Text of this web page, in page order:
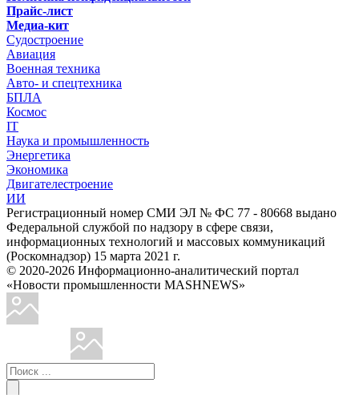
Прайс-лист
Медиа-кит
Судостроение
Авиация
Военная техника
Авто- и спецтехника
БПЛА
Космос
IT
Наука и промышленность
Энергетика
Экономика
Двигателестроение
ИИ
Регистрационный номер СМИ ЭЛ № ФС 77 - 80668 выдано
Федеральной службой по надзору в сфере связи,
информационных технологий и массовых коммуникаций
(Роскомнадзор) 15 марта 2021 г.
© 2020-2026 Информационно-аналитический портал
«Новости промышленности MASHNEWS»